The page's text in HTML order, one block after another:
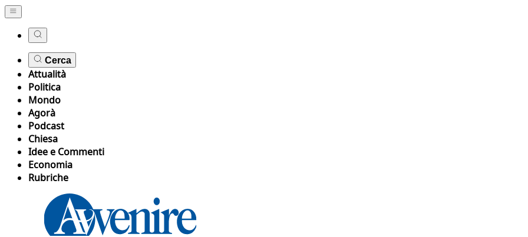
Cerca
Attualità
Politica
Mondo
Agorà
Podcast
Chiesa
Idee e Commenti
Economia
Rubriche